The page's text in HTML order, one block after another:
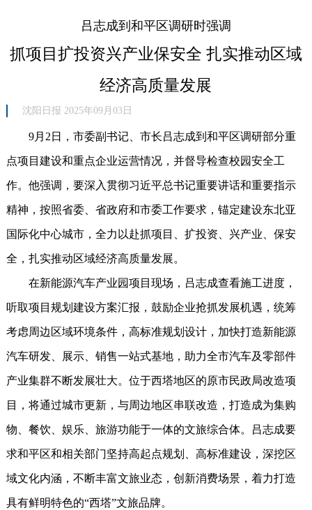
吕志成到和平区调研时强调
抓项目扩投资兴产业保安全 扎实推动区域
经济高质量发展
沈阳日报 2025年09月03日
9月2日，市委副书记、市长吕志成到和平区调研部分重
点项目建设和重点企业运营情况，并督导检查校园安全工
作。他强调，要深入贯彻习近平总书记重要讲话和重要指示
精神，按照省委、省政府和市委工作要求，锚定建设东北亚
国际化中心城市，全力以赴抓项目、扩投资、兴产业、保安
全，扎实推动区域经济高质量发展。
在新能源汽车产业园项目现场，吕志成查看施工进度，
听取项目规划建设方案汇报，鼓励企业抢抓发展机遇，统筹
考虑周边区域环境条件，高标准规划设计，加快打造新能源
汽车研发、展示、销售一站式基地，助力全市汽车及零部件
产业集群不断发展壮大。位于西塔地区的原市民政局改造项
目，将通过城市更新，与周边地区串联改造，打造成为集购
物、餐饮、娱乐、旅游功能于一体的文旅综合体。吕志成要
求和平区和相关部门坚持高起点规划、高标准建设，深挖区
域文化内涵，不断丰富文旅业态，创新消费场景，着力打造
具有鲜明特色的“西塔”文旅品牌。